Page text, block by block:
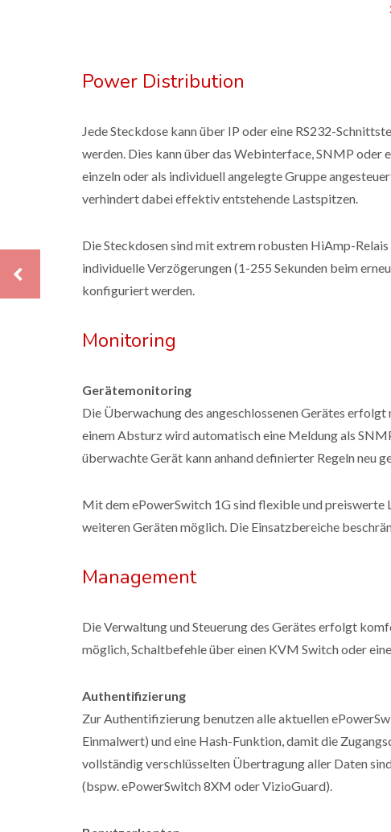
Power Distribution
Jede Steckdose kann über IP oder eine RS232-
werden. Dies kann über das Webinterface, SNMP oder
einzeln oder als individuell angelegte Gruppe
verhindert dabei effektiv entstehende Lastspitzen.
Die Steckdosen sind mit extrem robusten HiAmp-
individuelle Verzögerungen (1-255 Sekunden beim
konfiguriert werden.
Monitoring
Gerätemonitoring
Die Überwachung des angeschlossenen Gerätes
einem Absturz wird automatisch eine Meldung als
überwachte Gerät kann anhand definierter Regeln neu
Mit dem ePowerSwitch 1G sind flexible und preiswerte
weiteren Geräten möglich. Die Einsatzbereiche
Management
Die Verwaltung und Steuerung des Gerätes erfolgt
möglich, Schaltbefehle über einen KVM Switch oder
Authentifizierung
Zur Authentifizierung benutzen alle aktuellen
Einmalwert) und eine Hash-Funktion, damit die
vollständig verschlüsselten Übertragung aller Daten
(bspw. ePowerSwitch 8XM oder VizioGuard).